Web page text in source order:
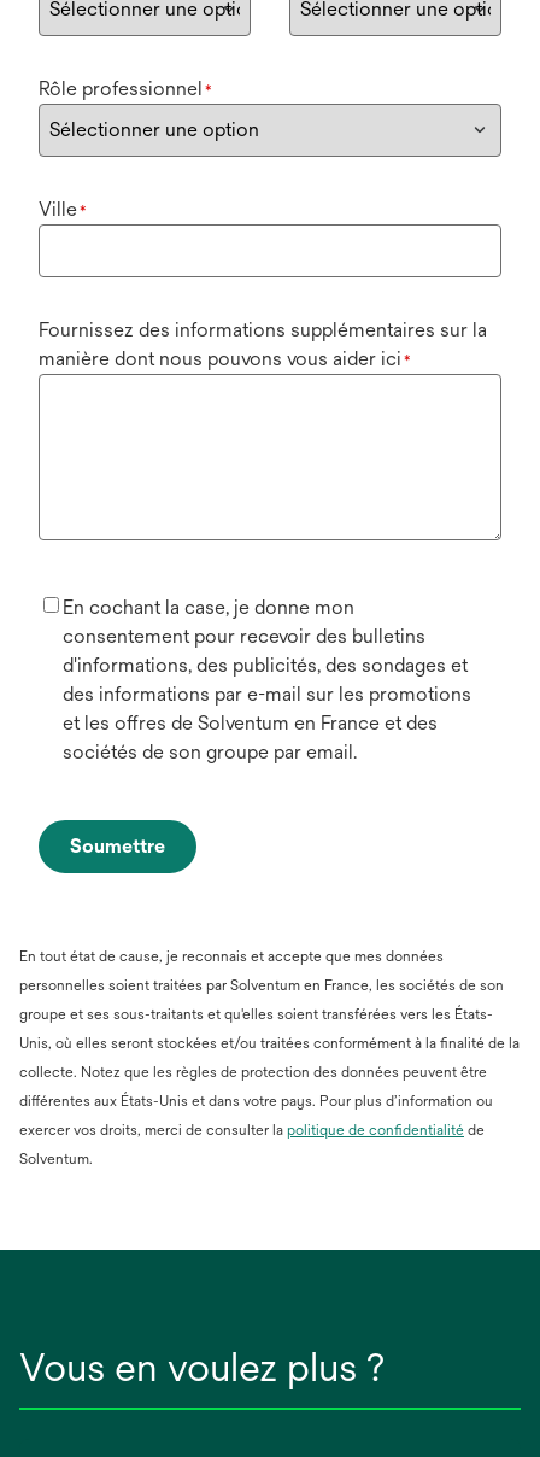
Rôle professionnel *
Ville*
Fournissez des informations supplémentaires sur la
manière dont nous pouvons vous aider ici *
En cochant la case, je donne mon
consentement pour recevoir des bulletins
d'informations, des publicités, des sondages et
des informations par e-mail sur les promotions
et les offres de Solventum en France et des
sociétés de son groupe par email.
Soumettre
En tout état de cause, je reconnais et accepte que mes données
personnelles soient traitées par Solventum en France, les sociétés de son
groupe et ses sous-traitants et qu'elles soient transférées vers les États-
Unis, où elles seront stockées et/ou traitées conformément à la finalité de la
collecte. Notez que les règles de protection des données peuvent être
différentes aux États-Unis et dans votre pays. Pour plus d’information ou
exercer vos droits, merci de consulter la politique de confidentialité s’ouvre
de
Solventum.
Vous en voulez plus ?